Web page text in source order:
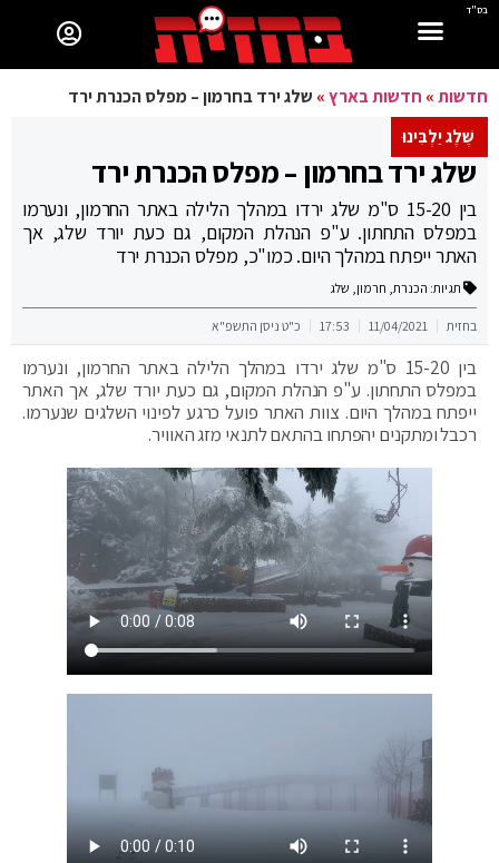
בס"ד
חדשות» חדשות בארץ» שלג ירד בחרמון – מפלס הכנרת ירד
שֶּׁלֶג יַלְבִּינוּ
שלג ירד בחרמון – מפלס הכנרת ירד
בין 15-20 ס"מ שלג ירדו במהלך הלילה באתר החרמון, ונערמו
במפלס התחתון. ע"פ הנהלת המקום, גם כעת יורד שלג, אך
האתר ייפתח במהלך היום. כמו"כ, מפלס הכנרת ירד
תגיות: הכנרת, חרמון, שלג
בחזית 11/04/2021
17:53 כ"ט ניסן התשפ"א
בין 15-20 ס"מ שלג ירדו במהלך הלילה באתר החרמון, ונערמו
במפלס התחתון. ע"פ הנהלת המקום, גם כעת יורד שלג, אך האתר
ייפתח במהלך היום. צוות האתר פועל כרגע לפינוי השלגים שנערמו.
רכבל ומתקנים יהפתחו בהתאם לתנאי מזג האוויר.